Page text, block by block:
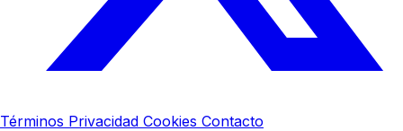
Términos Privacidad Cookies Contacto